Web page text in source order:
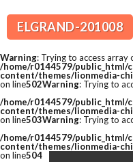
ELGRAND-201008
Warning: Trying to access array
/home/r0144579/public_html/
content/themes/lionmedia-
on line502Warning: Trying to
/home/r0144579/public_html/
content/themes/lionmedia-
on line503Warning: Trying to
/home/r0144579/public_html/
content/themes/lionmedia-
on line504